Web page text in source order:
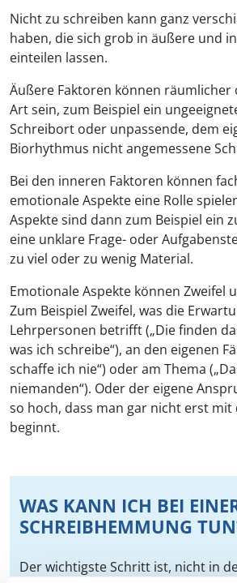
Nicht zu schreiben kann ganz
haben, die sich grob in äußere und
einteilen lassen.
Äußere Faktoren können
Art sein, zum Beispiel ein
Schreibort oder unpassende, dem
Biorhythmus nicht angemessene
Bei den inneren Faktoren können
emotionale Aspekte eine Rolle
Aspekte sind dann zum Beispiel ein
eine unklare Frage- oder
zu viel oder zu wenig Material.
Emotionale Aspekte können Zweifel
Zum Beispiel Zweifel, was die
Lehrpersonen betrifft („Die finden
was ich schreibe“), an den eigenen
schaffe ich nie“) oder am Thema
niemanden“). Oder der eigene
so hoch, dass man gar nicht erst mit
beginnt.
WAS KANN ICH BEI
SCHREIBHEMMUNG
Der wichtigste Schritt ist, nicht in